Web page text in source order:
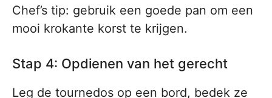
Chef’s tip: gebruik een goede pan om een
mooi krokante korst te krijgen.
Stap 4: Opdienen van het gerecht
Leg de tournedos op een bord, bedek ze